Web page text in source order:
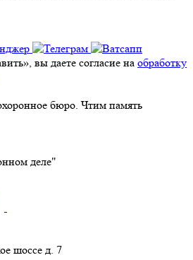
вы даете согласие на обработку
бюро. Чтим память
деле"
шоссе д. 7